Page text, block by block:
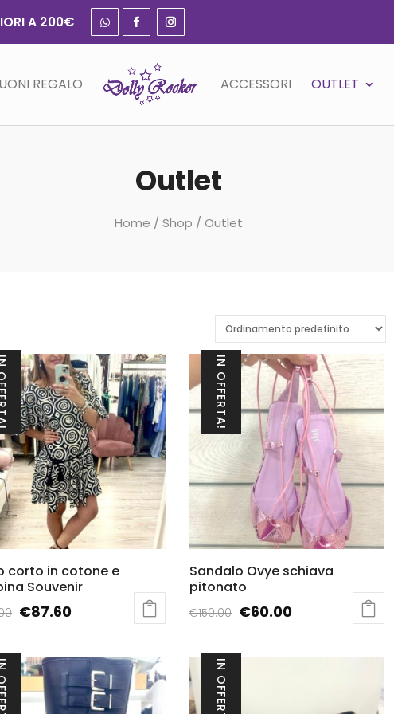
A 200€
REGALO ACCESSORI OUTLET
Outlet
Home / Shop / Outlet
corto in cotone e
Souvenir
Il
originale
era:
€219.00.
€87.60Il
attuale
è:
€87.60.
IN OFFERTA!
Sandalo Ovye schiava
pitonato
€150.00 Il
originale
€60.00Il
attuale
prodotto
ha
più
IN OFFERTA!